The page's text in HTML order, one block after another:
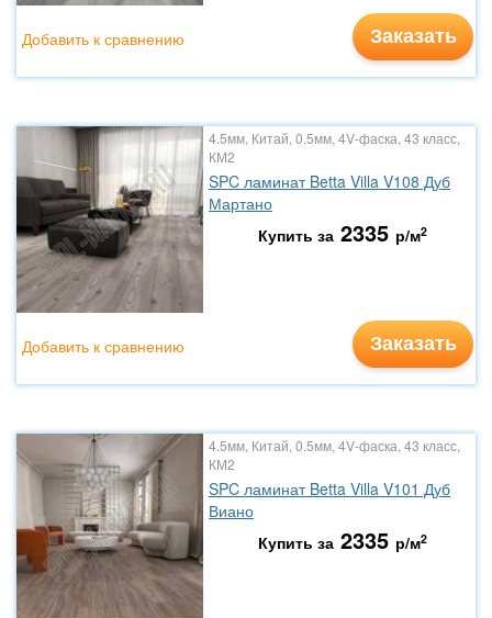
Заказать
Добавить к сравнению
4.5мм, Китай, 0.5мм, 4V-фаска, 43 класс,
КМ2
SPC ламинат Betta Villa V108 Дуб
Мартано
Купить за 2335 р/м2
Заказать
Добавить к сравнению
4.5мм, Китай, 0.5мм, 4V-фаска, 43 класс,
КМ2
SPC ламинат Betta Villa V101 Дуб
Виано
Купить за 2335 р/м2